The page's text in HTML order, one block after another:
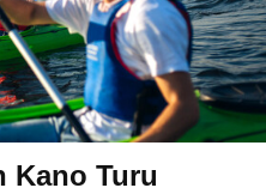
Kano Turu